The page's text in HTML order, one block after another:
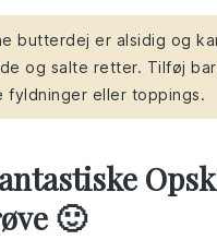
butterdej er alsidig og
og salte retter. Tilføj
fyldninger eller toppings.
🙂